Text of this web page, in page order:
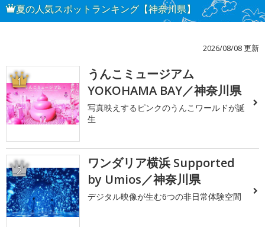
夏の人気スポットランキング【神奈川県】
2026/08/08 更新
1
うんこミュージアム
YOKOHAMA BAY／神奈川県
写真映えするピンクのうんこワールドが誕
生
2
ワンダリア横浜 Supported
by Umios／神奈川県
デジタル映像が生む6つの非日常体験空間